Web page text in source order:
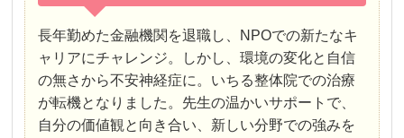
長年勤めた金融機関を退職し、NPOでの新たなキ
ャリアにチャレンジ。しかし、環境の変化と自信
の無さから不安神経症に。いちる整体院での治療
が転機となりました。先生の温かいサポートで、
自分の価値観と向き合い、新しい分野での強みを